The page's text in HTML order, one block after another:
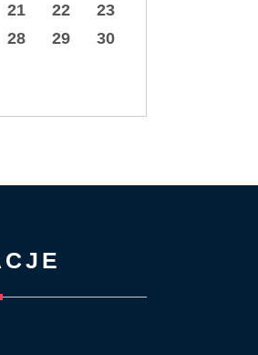
21 22
23
28 29
30